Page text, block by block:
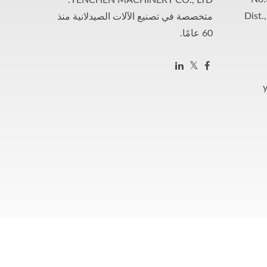
متخصصة في تصنيع الآلات الصيدلانية منذ
60 عامًا.